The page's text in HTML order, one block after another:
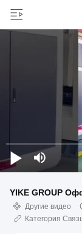
YIKE GROUP
Другие видео
Категория